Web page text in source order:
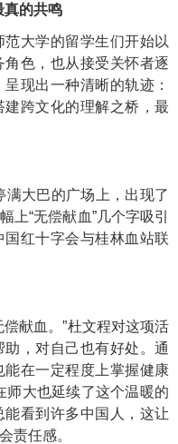
真的共鸣
大学的留学生们开始以
色，也从接受关怀者逐
现出一种清晰的轨迹：
跨文化的理解之桥，最
大巴的广场上，出现了
上“无偿献血”几个字吸引
红十字会与桂林血站联
献血。”杜文程对这项活
，对自己也有好处。通
在一定程度上掌握健康
师大也延续了这个温暖的
看到许多中国人，这让
责任感。